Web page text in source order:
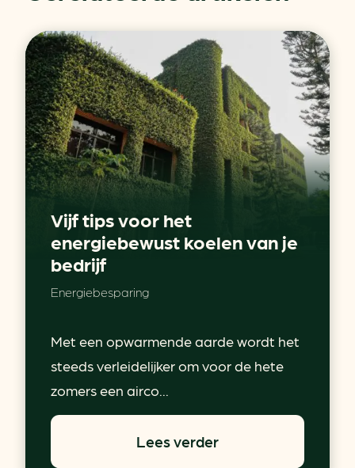
Vijf tips voor het
energiebewust koelen van je
bedrijf
Energiebesparing
Met een opwarmende aarde wordt het
steeds verleidelijker om voor de hete
zomers een airco...
Lees verder